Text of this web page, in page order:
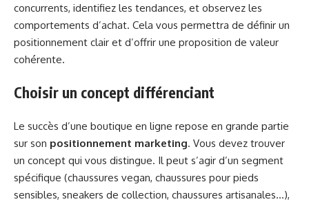
concurrents, identifiez les tendances, et observez les
comportements d’achat. Cela vous permettra de définir un
positionnement clair et d’offrir une proposition de valeur
cohérente.
Choisir un concept différenciant
Le succès d’une boutique en ligne repose en grande partie
sur son positionnement marketing. Vous devez trouver
un concept qui vous distingue. Il peut s’agir d’un segment
spécifique (chaussures vegan, chaussures pour pieds
sensibles, sneakers de collection, chaussures artisanales…),